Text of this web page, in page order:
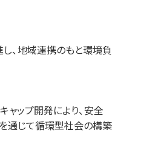
、地域連携のもと環境負
ップ開発により、安全
通じて循環型社会の構築